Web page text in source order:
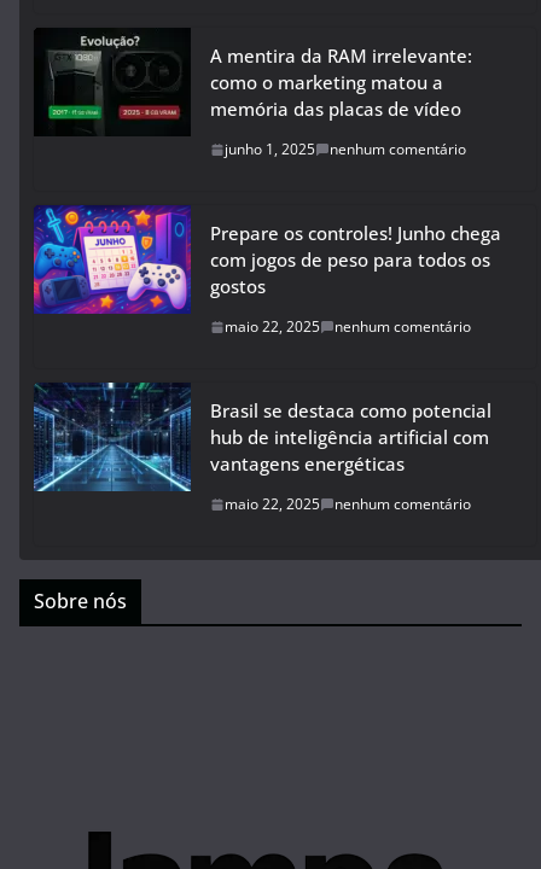
A mentira da RAM irrelevante:
como o marketing matou a
memória das placas de vídeo
junho 1, 2025 nenhum comentário
Prepare os controles! Junho chega
com jogos de peso para todos os
gostos
maio 22, 2025 nenhum comentário
Brasil se destaca como potencial
hub de inteligência artificial com
vantagens energéticas
maio 22, 2025 nenhum comentário
Sobre nós